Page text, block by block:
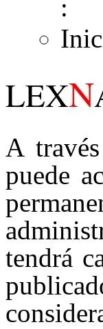
:
LEXN
A
puede
tendrá